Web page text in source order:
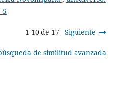
5
1-10 de 17 Siguiente
de similitud avanzada